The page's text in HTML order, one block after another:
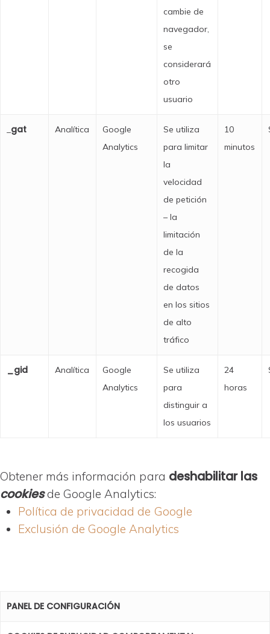
cambie de
navegador,
se
considerará
otro
usuario
gat Analítica
Google
Analytics
Se utiliza
para limitar
la
velocidad
de petición
– la
limitación
de la
recogida
de datos
en los sitios
de alto
tráfico
10
minutos
_gid Analítica
Google
Analytics
Se utiliza
para
distinguir a
los usuarios
24
horas
Obtener más información para deshabilitar las
cookiesde Google Analytics:
Política de privacidad de Google
Exclusión de Google Analytics
PANEL DE CONFIGURACIÓN